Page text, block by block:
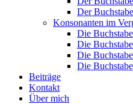
Der Buchstabe
Konsonanten im
Die
Die
Die
Die
Beiträge
Kontakt
Über mich